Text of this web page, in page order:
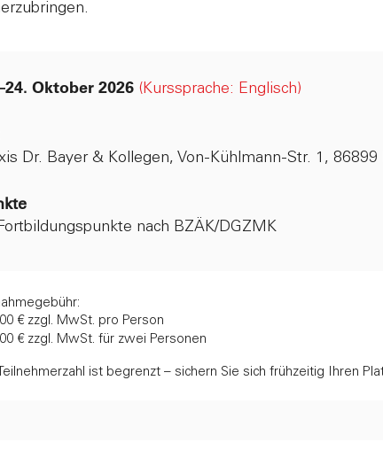
Oktober 2026 (Kurssprache: Englisch)
Dr. Bayer & Kollegen, Von-Kühlmann-Str. 1,
nach BZÄK/DGZMK
€ zzgl. MwSt. pro Person
€ zzgl. MwSt. für zwei Personen
ist begrenzt – sichern Sie sich frühzeitig Ihren